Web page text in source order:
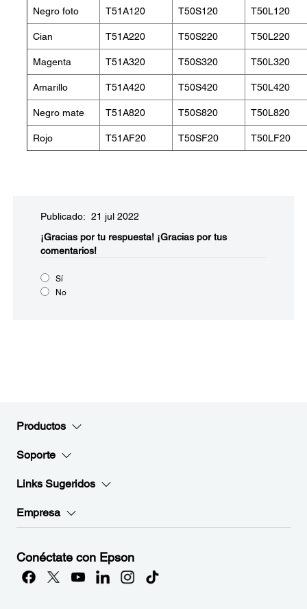
Negro foto T51A120 T50S120 T50L120
Cian T51A220 T50S220 T50L220
Magenta T51A320 T50S320 T50L320
Amarillo T51A420 T50S420 T50L420
Negro mate T51A820 T50S820 T50L820
Rojo T51AF20 T50SF20 T50LF20
Publicado: 21 jul 2022
¡Gracias por tu respuesta! ¡Gracias por tus
comentarios!
Sí
No
Productos
Soporte
Links Sugeridos
Empresa
Conéctate con Epson